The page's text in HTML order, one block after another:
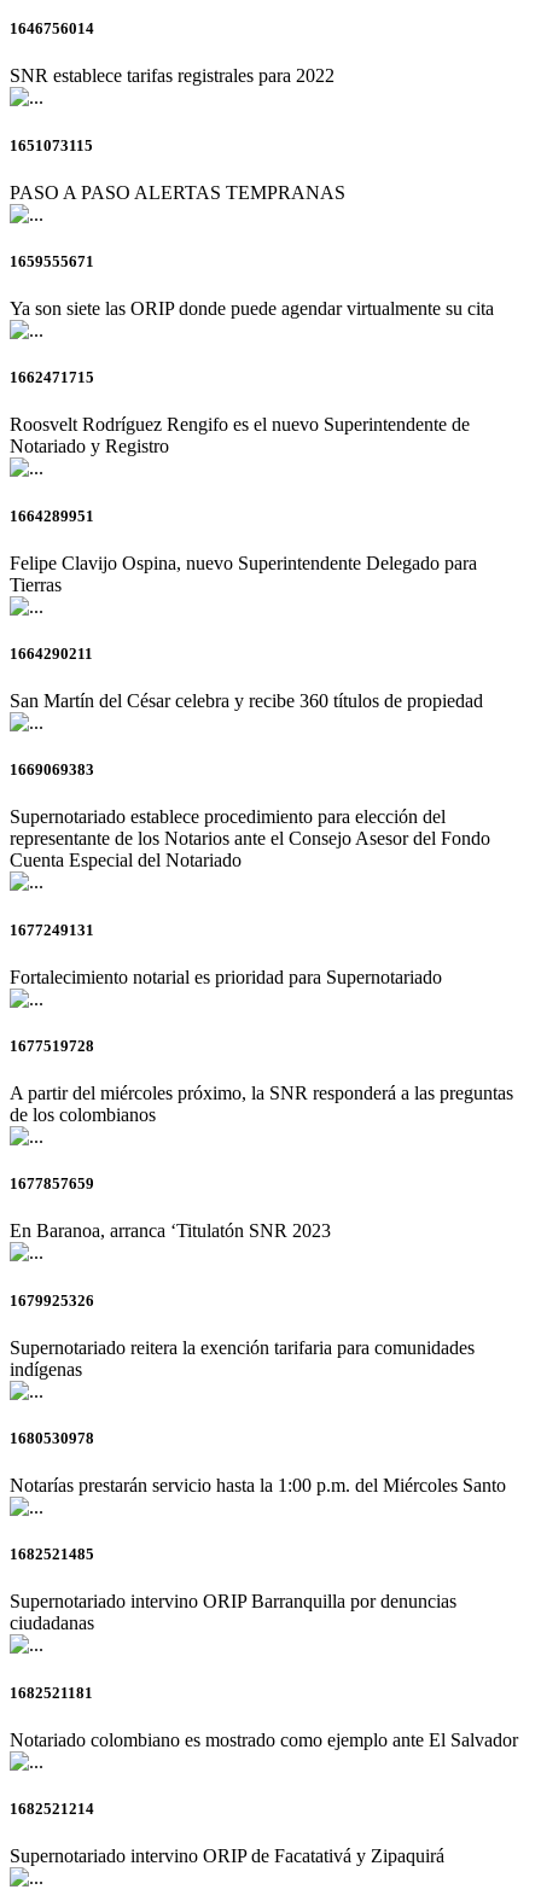
1646756014
SNR establece tarifas registrales para 2022
1651073115
PASO A PASO ALERTAS TEMPRANAS
1659555671
Ya son siete las ORIP donde puede agendar virtualmente su cita
1662471715
Roosvelt Rodríguez Rengifo es el nuevo Superintendente de
Notariado y Registro
1664289951
Felipe Clavijo Ospina, nuevo Superintendente Delegado para
Tierras
1664290211
San Martín del César celebra y recibe 360 títulos de propiedad
1669069383
Supernotariado establece procedimiento para elección del
representante de los Notarios ante el Consejo Asesor del Fondo
Cuenta Especial del Notariado
1677249131
Fortalecimiento notarial es prioridad para Supernotariado
1677519728
A partir del miércoles próximo, la SNR responderá a las preguntas
de los colombianos
1677857659
En Baranoa, arranca ‘Titulatón SNR 2023
1679925326
Supernotariado reitera la exención tarifaria para comunidades
indígenas
1680530978
Notarías prestarán servicio hasta la 1:00 p.m. del Miércoles Santo
1682521485
Supernotariado intervino ORIP Barranquilla por denuncias
ciudadanas
1682521181
Notariado colombiano es mostrado como ejemplo ante El Salvador
1682521214
Supernotariado intervino ORIP de Facatativá y Zipaquirá